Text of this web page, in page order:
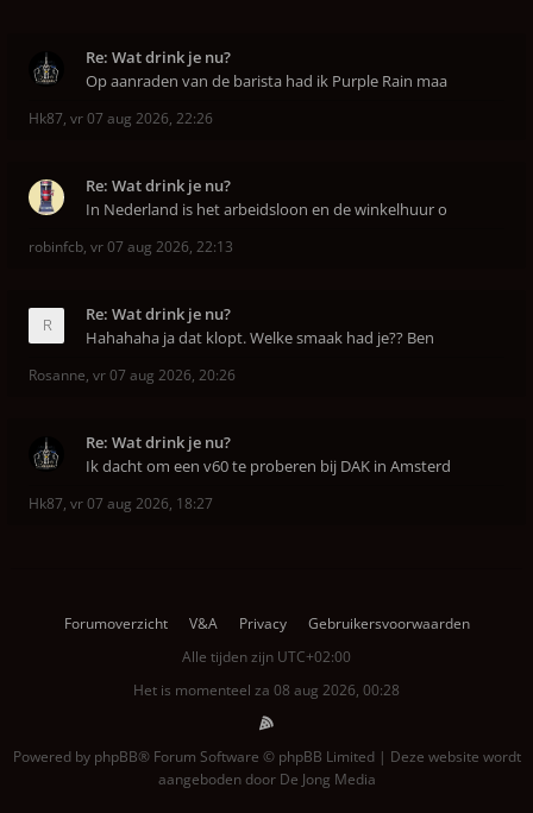
Re: Wat drink je nu?
Op aanraden van de barista had ik Purple Rain maa
Hk87, vr 07 aug 2026, 22:26
Re: Wat drink je nu?
In Nederland is het arbeidsloon en de winkelhuur o
robinfcb, vr 07 aug 2026, 22:13
Re: Wat drink je nu?
Hahahaha ja dat klopt. Welke smaak had je?? Ben
Rosanne, vr 07 aug 2026, 20:26
Re: Wat drink je nu?
Ik dacht om een v60 te proberen bij DAK in Amsterd
Hk87, vr 07 aug 2026, 18:27
Forumoverzicht V&A Privacy
Gebruikersvoorwaarden
Alle tijden zijn UTC+02:00
Het is momenteel za 08 aug 2026, 00:28
Powered by phpBB® Forum Software © phpBB Limited | Deze website wordt
aangeboden door De Jong Media